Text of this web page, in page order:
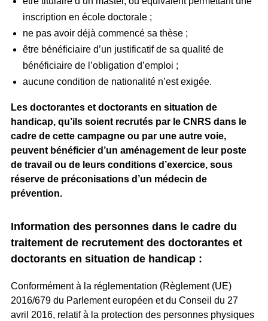
inscription en école doctorale ;
ne pas avoir déjà commencé sa thèse ;
être bénéficiaire d’un justificatif de sa qualité de
bénéficiaire de l’obligation d’emploi ;
aucune condition de nationalité n’est exigée.
Les doctorantes et doctorants en situation de
handicap, qu’ils soient recrutés par le CNRS dans le
cadre de cette campagne ou par une autre voie,
peuvent bénéficier d’un aménagement de leur poste
de travail ou de leurs conditions d’exercice, sous
réserve de préconisations d’un médecin de
prévention.
Information des personnes dans le cadre du
traitement de recrutement des doctorantes et
doctorants en situation de handicap :
Conformément à la réglementation (Règlement (UE)
2016/679 du Parlement européen et du Conseil du 27
avril 2016, relatif à la protection des personnes physiques